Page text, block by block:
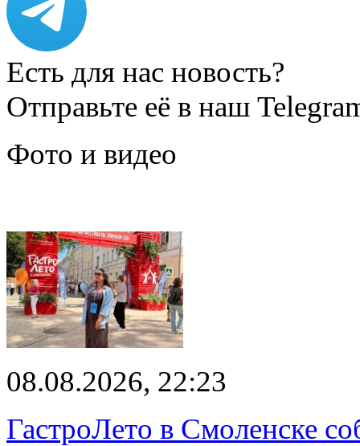
Есть для нас новость?
Отправьте её в наш
Фото и видео
08.08.2026, 22:23
ГастроЛето в Смоленске